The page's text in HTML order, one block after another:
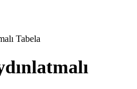
Tabela